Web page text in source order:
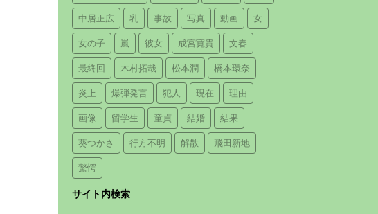
中居正広 乳 事故 写真 動画 女
女の子 嵐 彼女 成宮寛貴 文春
最終回 木村拓哉 松本潤 橋本環奈
炎上 爆弾発言 犯人 現在 理由
画像 留学生 童貞 結婚 結果
葵つかさ 行方不明 解散 飛田新地
驚愕
サイト内検索